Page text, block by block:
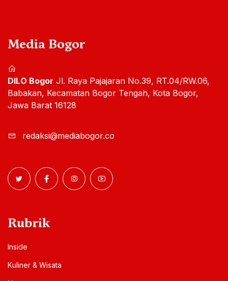
Media Bogor
DILO Bogor Jl. Raya Pajajaran No.39, RT.04/RW.06,
Babakan, Kecamatan Bogor Tengah, Kota Bogor,
Jawa Barat 16128
redaksi@mediabogor.co
Rubrik
Inside
Kuliner & Wisata